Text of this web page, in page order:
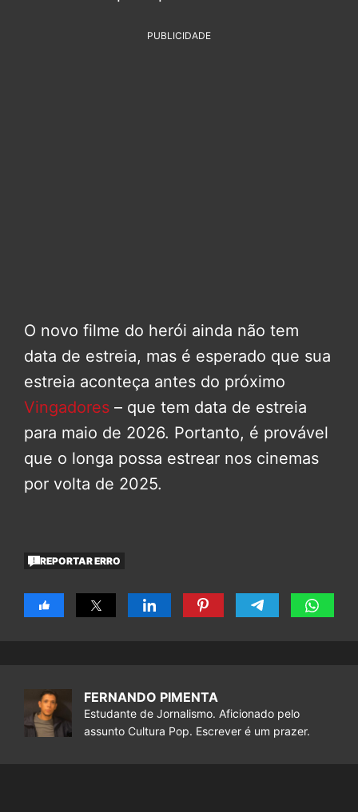
PUBLICIDADE
O novo filme do herói ainda não tem
data de estreia, mas é esperado que sua
estreia aconteça antes do próximo
Vingadores – que tem data de estreia
para maio de 2026. Portanto, é provável
que o longa possa estrear nos cinemas
por volta de 2025.
REPORTAR ERRO
FERNANDO PIMENTA
Estudante de Jornalismo. Aficionado pelo
assunto Cultura Pop. Escrever é um prazer.